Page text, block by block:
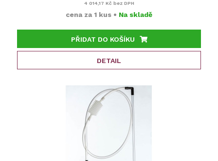
4 014,17 Kč bez DPH
cena za 1 kus • Na skladě
PŘIDAT DO KOŠÍKU
DETAIL